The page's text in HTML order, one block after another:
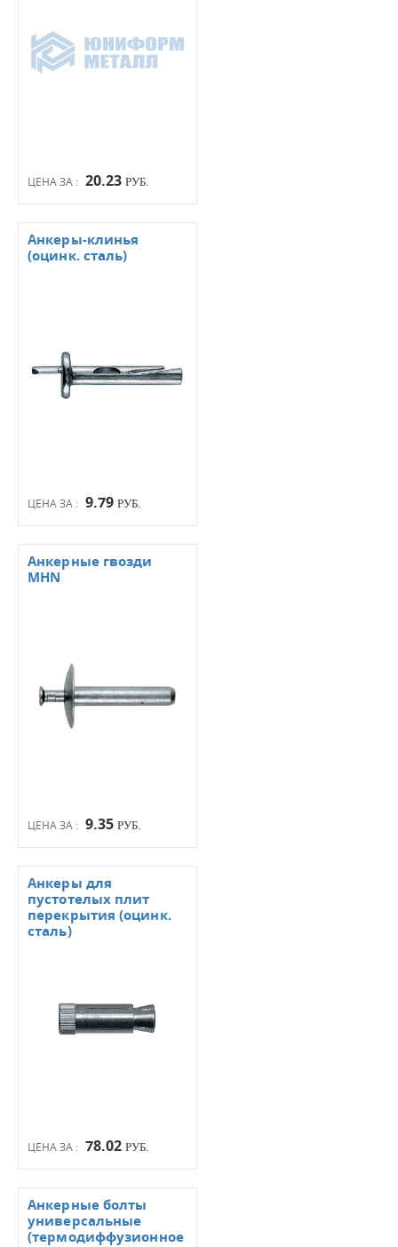
ЦЕНА ЗА : 20.23 РУБ.
ЦЕНА ЗА : 9.79 РУБ.
Анкеры-клинья
(оцинк. сталь)
ЦЕНА ЗА : 9.35 РУБ.
Анкерные гвозди
MHN
ЦЕНА ЗА : 78.02 РУБ.
Анкеры для
пустотелых плит
перекрытия (оцинк.
сталь)
Анкерные болты
универсальные
(термодиффузионное